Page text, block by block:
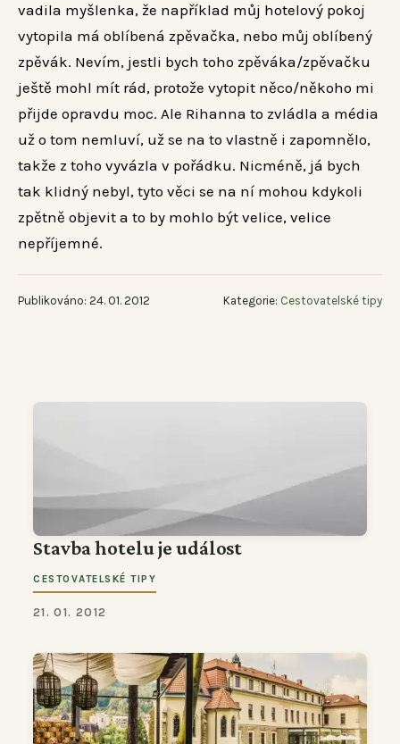
vadila myšlenka, že například můj hotelový pokoj
vytopila má oblíbená zpěvačka, nebo můj oblíbený
zpěvák. Nevím, jestli bych toho zpěváka/zpěvačku
ještě mohl mít rád, protože vytopit něco/někoho mi
přijde opravdu moc. Ale Rihanna to zvládla a média
už o tom nemluví, už se na to vlastně i zapomnělo,
takže z toho vyvázla v pořádku. Nicméně, já bych
tak klidný nebyl, tyto věci se na ní mohou kdykoli
zpětně objevit a to by mohlo být velice, velice
nepříjemné.
Publikováno: 24. 01. 2012 Kategorie: Cestovatelské tipy
Stavba hotelu je událost
CESTOVATELSKÉ TIPY
21. 01. 2012